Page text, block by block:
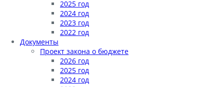
2025 год
2024 год
2023 год
2022 год
Документы
Проект закона о бюджете
2026 год
2025 год
2024 год